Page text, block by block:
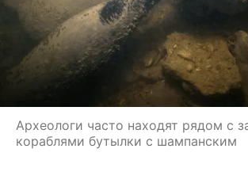
Археологи часто находят рядом с
кораблями бутылки с шампанским